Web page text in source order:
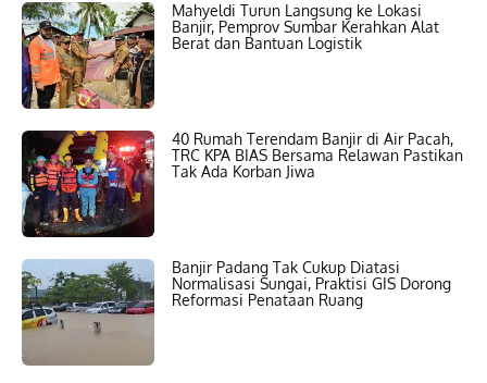
Mahyeldi Turun Langsung ke Lokasi
Banjir, Pemprov Sumbar Kerahkan Alat
Berat dan Bantuan Logistik
40 Rumah Terendam Banjir di Air Pacah,
TRC KPA BIAS Bersama Relawan Pastikan
Tak Ada Korban Jiwa
Banjir Padang Tak Cukup Diatasi
Normalisasi Sungai, Praktisi GIS Dorong
Reformasi Penataan Ruang